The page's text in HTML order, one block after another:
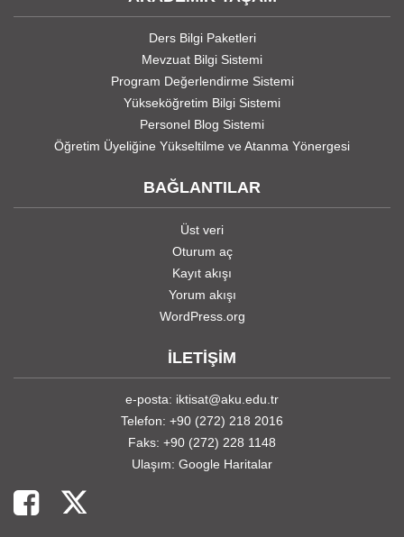
Ders Bilgi Paketleri
Mevzuat Bilgi Sistemi
Program Değerlendirme Sistemi
Yükseköğretim Bilgi Sistemi
Personel Blog Sistemi
Öğretim Üyeliğine Yükseltilme ve Atanma Yönergesi
BAĞLANTILAR
Üst veri
Oturum aç
Kayıt akışı
Yorum akışı
WordPress.org
İLETİŞİM
e-posta: iktisat@aku.edu.tr
Telefon: +90 (272) 218 2016
Faks: +90 (272) 228 1148
Ulaşım: Google Haritalar